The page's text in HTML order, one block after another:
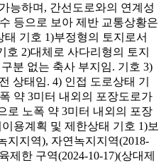
능하며, 간선도로와의 연계성
등으로 보아 제반 교통상황은
태 기호 1)부정형의 토지로서
2)대체로 사다리형의 토지
분 없는 축사 부지임. 기호 3)
상태임. 4) 인접 도로상태 기
약 3미터 내외의 포장도로가
로 노폭 약 3미터 내외의 포장
용계획 및 제한상태 기호 1)보
지지역), 자연녹지지역(2018-
제한 구역(2024-10-17)(상대제